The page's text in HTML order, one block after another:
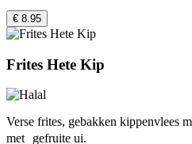
€ 8.95
Frites Hete Kip
Verse frites, gebakken kippenvlees
met gefruite ui.